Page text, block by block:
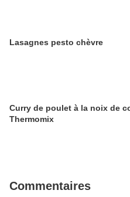
Lasagnes pesto chèvre
Curry de poulet à la noix de
Thermomix
Commentaires